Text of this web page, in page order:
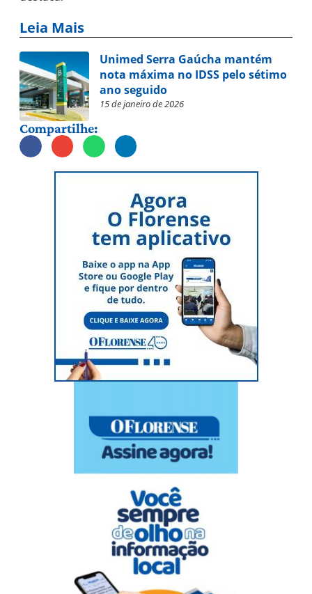
Leia Mais
Unimed Serra Gaúcha mantém
nota máxima no IDSS pelo sétimo
ano seguido
15 de janeiro de 2026
Compartilhe: